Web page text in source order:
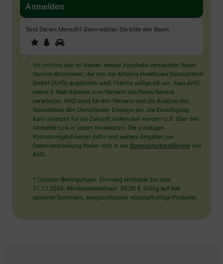
Sind Sie ein Mensch? Dann wählen Sie bitte den Baum
Sind
Sie
ein
Mensch?
Dann
wählen
Sie
bitte
den
Baum.
1 2
Ich möchte den im Namen meiner Apotheke versandten News-
Service abonnieren, der von der Alliance Healthcare Deutschland
GmbH (AHD) angeboten wird. Hiermit willige ich ein, dass AHD
meine E-Mail-Adresse zum Versand des News-Service
verarbeitet. AHD setzt für den Versand und die Analyse des
Newsletters den Dienstleister Emarsys ein. Die Einwilligung
kann jederzeit für die Zukunft widerrufen werden (z.B. über den
Abmelde-Link in jedem Newsletter). Die sonstigen
Kontaktmöglichkeiten dafür und weitere Angaben zur
Datenverarbeitung finden sich in der Datenschutzerklärung von
AHD.
* Coupon-Bedingungen: Einmalig einlösbar bis zum
31.12.2026. Mindestbestellwert: 50,00 €. Gültig auf das
gesamte Sortiment, ausgeschlossen rezeptpflichtige Produkte.